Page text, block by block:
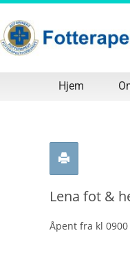
Hjem
Lena fot &
Åpent fra kl